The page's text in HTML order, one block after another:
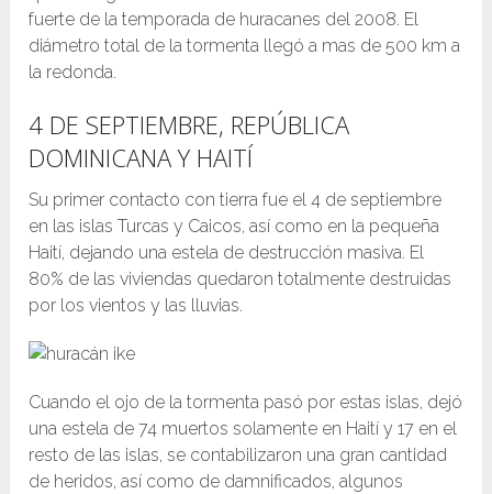
fuerte de la temporada de huracanes del 2008. El
diámetro total de la tormenta llegó a mas de 500 km a
la redonda.
4 DE SEPTIEMBRE, REPÚBLICA
DOMINICANA Y HAITÍ
Su primer contacto con tierra fue el 4 de septiembre
en las islas Turcas y Caicos, así como en la pequeña
Haití, dejando una estela de destrucción masiva. El
80% de las viviendas quedaron totalmente destruidas
por los vientos y las lluvias.
Cuando el ojo de la tormenta pasó por estas islas, dejó
una estela de 74 muertos solamente en Haití y 17 en el
resto de las islas, se contabilizaron una gran cantidad
de heridos, así como de damnificados, algunos